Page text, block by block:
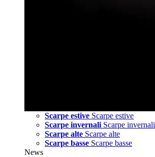
Scarpe estive Scarpe estive
Scarpe invernali Scarpe invernali
Scarpe alte Scarpe alte
Scarpe basse Scarpe basse
News